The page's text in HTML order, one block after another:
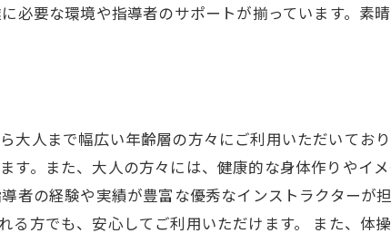
必要な環境や指導者のサポートが揃っています。素
大人まで幅広い年齢層の方々にご利用いただいてお
す。また、大人の方々には、健康的な身体作りやイ
者の経験や実績が豊富な優秀なインストラクター
る方でも、安心してご利用いただけます。 また、体